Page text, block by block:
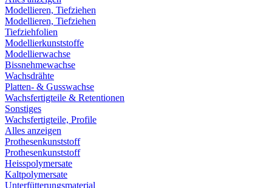
Modellieren, Tiefziehen
Modellieren, Tiefziehen
Tiefziehfolien
Modellierkunststoffe
Modellierwachse
Bissnehmewachse
Wachsdrähte
Platten- & Gusswachse
Wachsfertigteile & Retentionen
Sonstiges
Wachsfertigteile, Profile
Alles anzeigen
Prothesenkunststoff
Prothesenkunststoff
Heisspolymersate
Kaltpolymersate
Unterfütterungsmaterial